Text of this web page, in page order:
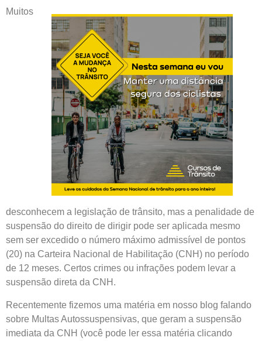
Muitos
desconhecem a legislação de trânsito, mas a penalidade de
suspensão do direito de dirigir pode ser aplicada mesmo
sem ser excedido o número máximo admissível de pontos
(20) na Carteira Nacional de Habilitação (CNH) no período
de 12 meses. Certos crimes ou infrações podem levar a
suspensão direta da CNH .
Recentemente fizemos uma matéria em nosso blog falando
sobre Multas Autossuspensivas, que geram a suspensão
imediata da CNH (você pode ler essa matéria clicando